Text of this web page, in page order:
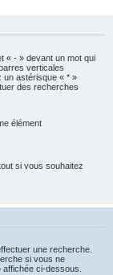
« - » devant un mot qui
verticales
un astérisque « * »
des recherches
élément
si vous souhaitez
une recherche.
si vous ne
ci-dessous.